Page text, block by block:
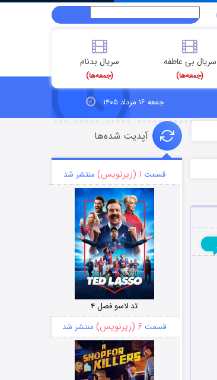
سریال بی عاطفه
(جمعه‌ها)
سریال بدنام
(جمعه‌ها)
جمعه ۱۶ مرداد ۱۴۰۵
آپدیت شده‌ها
قسمت ۱ (زیرنویس) منتشر شد
تد لاسو فصل ۴
قسمت ۶ (زیرنویس) منتشر شد